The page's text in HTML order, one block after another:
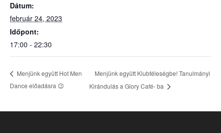
Dátum:
február 24, 2023
Időpont:
17:00 - 22:30
Menjünk együtt Hot Men
Dance előadásra 😉
Menjünk együtt Klubféleségbe! Tanulmányi
Kirándulás a Glory Café- ba